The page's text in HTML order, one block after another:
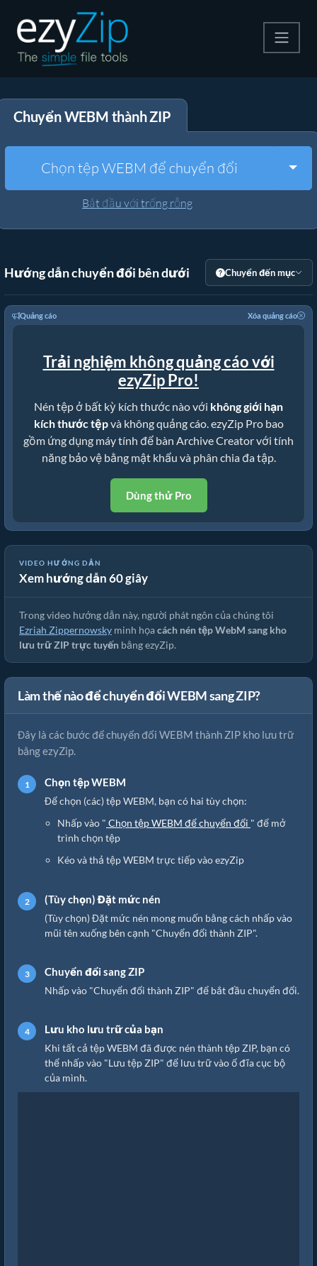
Giải nén
Công cụ khác
Chuyển WEBM thành ZIP
Chọn tệp WEBM để chuyển đổi
Bắt đầu với trống rỗng
Hướng dẫn chuyển đổi bên dưới Chuyển đến mục
Quảng cáo Xóa quảng cáo
Trải nghiệm không quảng cáo với
ezyZip Pro!
Nén tệp ở bất kỳ kích thước nào với không giới hạn
kích thước tệpvà không quảng cáo. ezyZip Pro bao
gồm ứng dụng máy tính để bàn Archive Creator với tính
năng bảo vệ bằng mật khẩu và phân chia đa tập.
Dùng thử Pro
VIDEO HƯỚNG DẪN
Xem hướng dẫn 60 giây
Hướng Dẫn Chuyển Đổi WebM Sang ZIP Trực Tuyến (Hướng Dẫn
Đơn Giản)
Trong video hướng dẫn này, người phát ngôn của chúng tôi
Ezriah Zippernowsky minh họacách nén tệp WebM sang kho
lưu trữ ZIP trực tuyến bằng ezyZip.
Làm thế nào để chuyển đổi WEBM sang ZIP?
Đây là các bước để chuyển đổi WEBM thành ZIP kho lưu trữ
bằng ezyZip.
Chọn tệp WEBM
Để chọn (các) tệp WEBM, bạn có hai tùy chọn:
Nhấp vào " Chọn tệp WEBM để chuyển đổi " để mở
trình chọn tệp
Kéo và thả tệp WEBM trực tiếp vào ezyZip
(Tùy chọn) Đặt mức nén
(Tùy chọn) Đặt mức nén mong muốn bằng cách nhấp vào
mũi tên xuống bên cạnh "Chuyển đổi thành ZIP".
Chuyển đổi sang ZIP
Nhấp vào "Chuyển đổi thành ZIP" để bắt đầu chuyển đổi.
Lưu kho lưu trữ của bạn
Khi tất cả tệp WEBM đã được nén thành tệp ZIP, bạn có
thể nhấp vào "Lưu tệp ZIP" để lưu trữ vào ổ đĩa cục bộ
của mình.